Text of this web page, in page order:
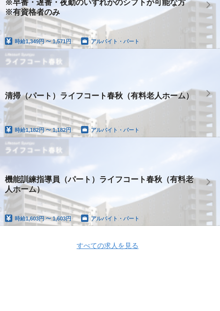
※早番・遅番・夜勤のいずれかのシフトが可能な方
※有資格者のみ
時給1,349円 〜 1,571円 アルバイト・パート
清掃（パート）ライフコート春秋（有料老人ホーム）
時給1,182円 〜 1,182円 アルバイト・パート
機能訓練指導員（パート）ライフコート春秋（有料老
人ホーム）
時給1,603円 〜 1,603円 アルバイト・パート
すべての求人を見る